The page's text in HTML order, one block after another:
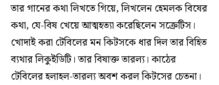
তার গানের কথা লিখতে গিয়ে, লিখলেন হেমলক বিষের
কথা, যে-বিষ খেয়ে আত্মহত‌্যা করেছিলেন সক্রেটিস।
খোদাই করা টেবিলের মন কিটসকে ধার দিল তার বিহিত
ব‌্যথার লিকুইডিটি। তার বিষাক্ত তারল‌্য। কাঠের
টেবিলের হলাহল-তারল‌্য অবশ করল কিটসের চেতনা।